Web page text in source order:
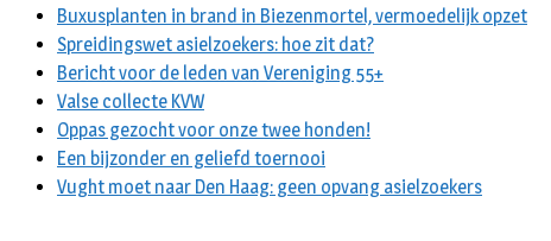
Buxusplanten in brand in Biezenmortel, vermoedelijk opzet
Spreidingswet asielzoekers: hoe zit dat?
Bericht voor de leden van Vereniging 55+
Valse collecte KVW
Oppas gezocht voor onze twee honden!
Een bijzonder en geliefd toernooi
Vught moet naar Den Haag: geen opvang asielzoekers